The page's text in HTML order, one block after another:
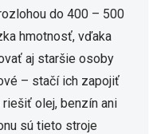
do 400 – 500
hmotnosť, vďaka
aj staršie osoby
– stačí ich zapojiť
olej, benzín ani
sú tieto stroje